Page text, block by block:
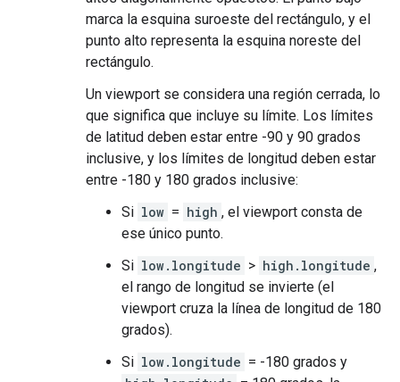
marca la esquina suroeste del rectángulo, y el
punto alto representa la esquina noreste del
rectángulo.
Un viewport se considera una región cerrada, lo
que significa que incluye su límite. Los límites
de latitud deben estar entre -90 y 90 grados
inclusive, y los límites de longitud deben estar
entre -180 y 180 grados inclusive:
Si low = high , el viewport consta de
ese único punto.
Si low.longitude > high.longitude ,
el rango de longitud se invierte (el
viewport cruza la línea de longitud de 180
grados).
Si low.longitude = -180 grados y